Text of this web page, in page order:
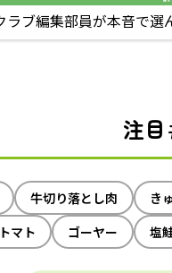
ラブ編集部員が本音で選
注目
牛切り落とし肉 き
マト
ゴーヤー 塩